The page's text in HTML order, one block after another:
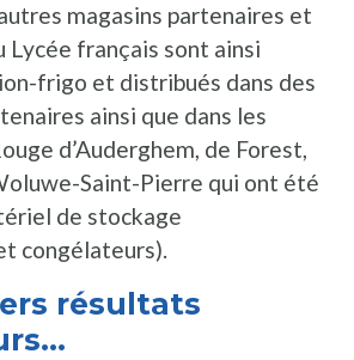
magasins partenaires et
Lycée français sont ainsi
frigo et distribués dans des
ainsi que dans les
d’Auderghem, de Forest,
Saint-Pierre qui ont été
de stockage
congélateurs).
résultats